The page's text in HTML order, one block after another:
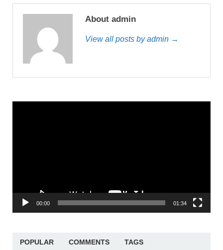
About admin
View all posts by admin →
00:00 01:34
POPULAR COMMENTS TAGS